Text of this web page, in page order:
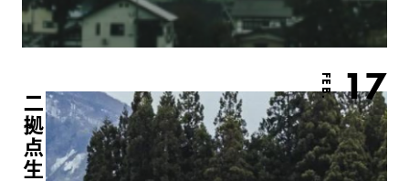
FEB. 17
二拠点生活